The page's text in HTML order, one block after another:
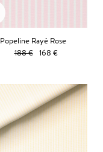
Popeline Rayé Rose
188 €
168 €